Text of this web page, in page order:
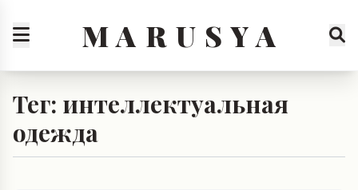
M A R U S Y A
Тег: интеллектуальная
одежда